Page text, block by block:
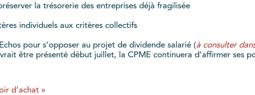
la trésorerie des entreprises déjà fragilisée
individuels aux critères collectifs
pour s’opposer au projet de dividende salarié (à consulter
être présenté début juillet, la CPME continuera d’affirmer ses
d’achat »